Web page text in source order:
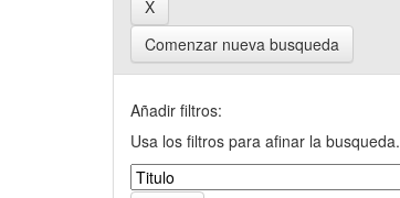
Comenzar nueva busqueda
Añadir filtros:
Usa los filtros para afinar la busqueda.